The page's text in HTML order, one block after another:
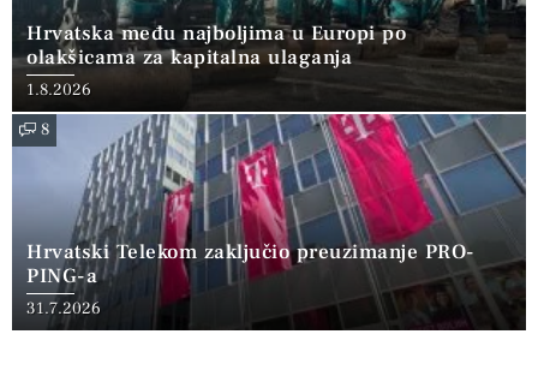
Hrvatska među najboljima u Europi po
olakšicama za kapitalna ulaganja
1.8.2026
8
Hrvatski Telekom zaključio preuzimanje PRO-
PING-a
31.7.2026